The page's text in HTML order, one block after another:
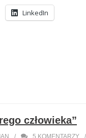
LinkedIn
człowieka”